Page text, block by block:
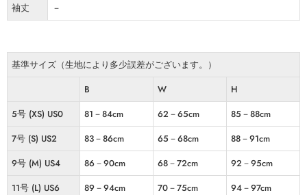
袖丈
－
基準サイズ（生地により多少誤差がございます。）
B
W
H
5号 (XS) US0
81－84cm 62－65cm
85－88cm
7号 (S) US2
83－86cm 65－68cm
88－91cm
9号 (M) US4
86－90cm 68－72cm
92－95cm
11号 (L) US6
89－94cm 70－75cm 94－97cm